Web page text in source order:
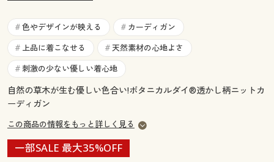
お気に入り
サポート
ご利用ガイド
ご利用ガイド
よくある質問とお問い合わせ
# 色やデザインが映える # カーディガン
# 上品に着こなせる # 天然素材の心地よさ
# 刺激の少ない優しい着心地
自然の草木が生む優しい色合い!ボタニカルダイ®透かし柄ニットカ
ーディガン
この商品の情報をもっと詳しく見る
一部SALE 最大35%OFF